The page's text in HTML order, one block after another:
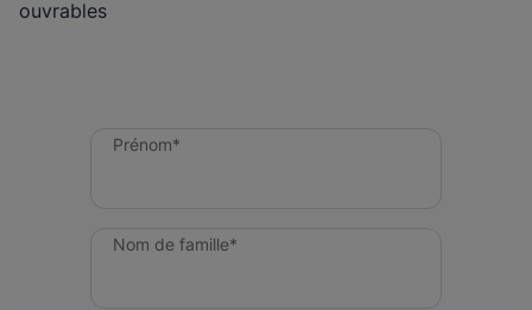
cookies
ouvrables
Prénom*
Nom de famille*